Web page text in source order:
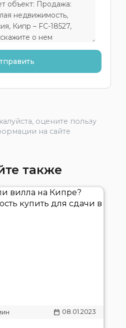
оцените пользу
на сайте
также
08.01.2023